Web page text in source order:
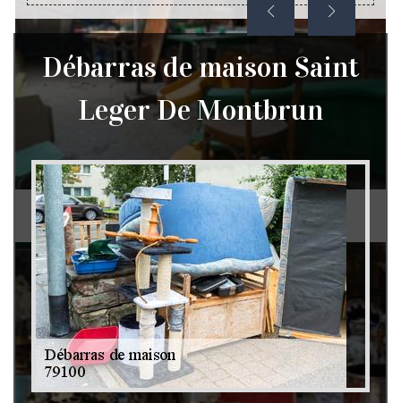
Débarras de grenier et cave 79
Débarras de maison Saint
Leger De Montbrun